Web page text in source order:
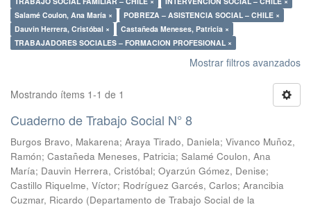
Salamé Coulon, Ana María ×
POBREZA – ASISTENCIA SOCIAL – CHILE ×
Dauvin Herrera, Cristóbal ×
Castañeda Meneses, Patricia ×
TRABAJADORES SOCIALES – FORMACION PROFESIONAL ×
Mostrar filtros avanzados
Mostrando ítems 1-1 de 1
Cuaderno de Trabajo Social N° 8
Burgos Bravo, Makarena; Araya Tirado, Daniela; Vivanco Muñoz,
Ramón; Castañeda Meneses, Patricia; Salamé Coulon, Ana
María; Dauvin Herrera, Cristóbal; Oyarzún Gómez, Denise;
Castillo Riquelme, Víctor; Rodríguez Garcés, Carlos; Arancibia
Cuzmar, Ricardo (Departamento de Trabajo Social de la